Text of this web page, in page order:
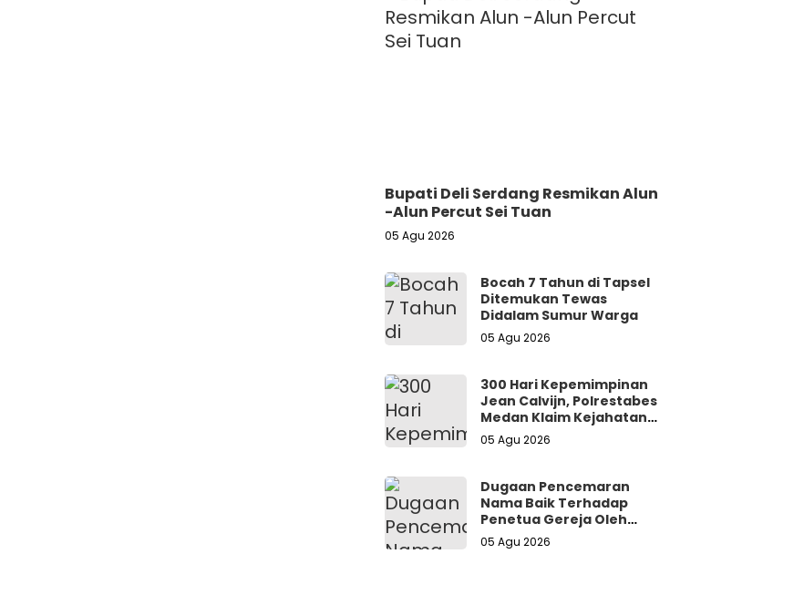
Bupati Deli Serdang Resmikan Alun
-Alun Percut Sei Tuan
05 Agu 2026
Bocah 7 Tahun di Tapsel
Ditemukan Tewas
Didalam Sumur Warga
05 Agu 2026
300 Hari Kepemimpinan
Jean Calvijn, Polrestabes
Medan Klaim Kejahatan
Jalanan Turun 15 Persen
05 Agu 2026
Dugaan Pencemaran
Nama Baik Terhadap
Penetua Gereja Oleh
Oknum Dokter
Diharapkan Naik Hingga
05 Agu 2026